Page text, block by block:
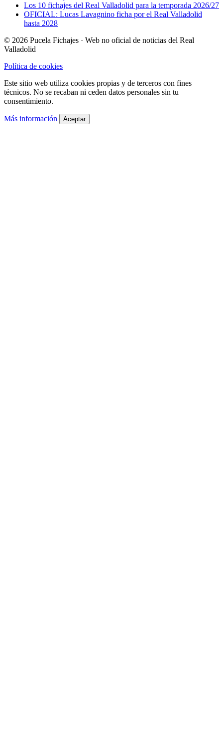
Los 10 fichajes del Real Valladolid para la temporada 2026/27
OFICIAL: Lucas Lavagnino ficha por el Real Valladolid
hasta 2028
© 2026 Pucela Fichajes · Web no oficial de noticias del Real
Valladolid
Política de cookies
Este sitio web utiliza cookies propias y de terceros con fines
técnicos. No se recaban ni ceden datos personales sin tu
consentimiento.
Más información Aceptar